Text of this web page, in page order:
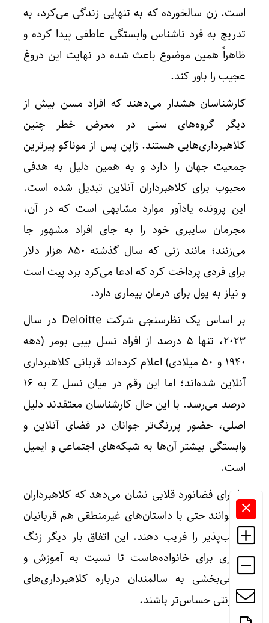
است. زن سالخورده که به تنهایی زندگی می‌کرد، به
تدریج به فرد ناشناس وابستگی عاطفی پیدا کرده و
ظاهراً همین موضوع باعث شده در نهایت این دروغ
عجیب را باور کند.
کارشناسان هشدار می‌دهند که افراد مسن بیش از
دیگر گروه‌های سنی در معرض خطر چنین
کلاهبرداری‌هایی هستند. ژاپن پس از موناکو پیرترین
جمعیت جهان را دارد و به همین دلیل به هدفی
محبوب برای کلاهبرداران آنلاین تبدیل شده است.
این پرونده یادآور موارد مشابهی است که در آن،
مجرمان سایبری خود را به جای افراد مشهور جا
می‌زنند؛ مانند زنی که سال گذشته ۸۵۰ هزار دلار
برای فردی پرداخت کرد که ادعا می‌کرد برد پیت است
و نیاز به پول برای درمان بیماری دارد.
بر اساس یک نظرسنجی شرکت Deloitte در سال
۲۰۲۳، تنها ۵ درصد از افراد نسل بیبی بومر (دهه
۱۹۴۰ و ۵۰ میلادی) اعلام کرده‌اند قربانی کلاهبرداری
آنلاین شده‌اند؛ اما این رقم در میان نسل Z به ۱۶
درصد می‌رسد. با این حال کارشناسان معتقدند دلیل
اصلی، حضور پررنگ‌تر جوانان در فضای آنلاین و
وابستگی بیشتر آن‌ها به شبکه‌های اجتماعی و ایمیل
است.
ماجرای فضانورد قلابی نشان می‌دهد که کلاهبرداران
می‌توانند حتی با داستان‌های غیرمنطقی هم قربانیان
آسیب‌پذیر را فریب دهند. این اتفاق بار دیگر زنگ
خطری برای خانواده‌هاست تا نسبت به آموزش و
آگاهی‌بخشی به سالمندان درباره کلاهبرداری‌های
اینترنتی حساس‌تر باشند.